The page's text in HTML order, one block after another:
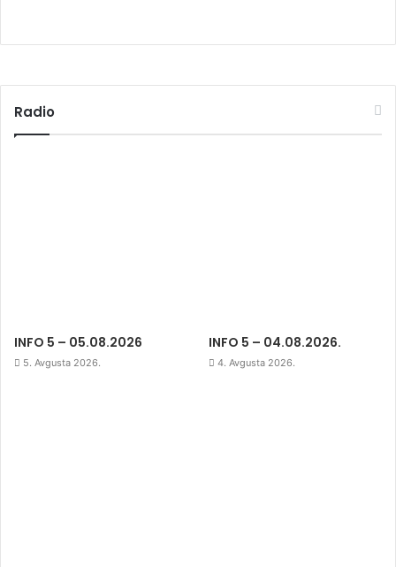
Radio
INFO 5 – 05.08.2026
5. Avgusta 2026.
INFO 5 – 04.08.2026.
4. Avgusta 2026.